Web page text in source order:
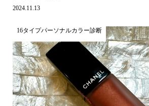
2024.11.13
16タイプパーソナルカラー診断